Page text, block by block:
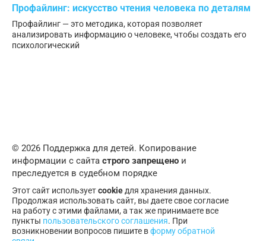
Профайлинг: искусство чтения человека по деталям
Профайлинг — это методика, которая позволяет
анализировать информацию о человеке, чтобы создать его
психологический
© 2026 Поддержка для детей. Копирование
информации с сайта строго запрещено и
преследуется в судебном порядке
Этот сайт используетcookieдля хранения данных.
Продолжая использовать сайт, вы даете свое согласие
на работу с этими файлами, а так же принимаете все
пункты пользовательского соглашения. При
возникновении вопросов пишите вформу обратной